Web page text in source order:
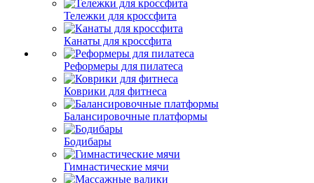
Тележки для кроссфита
Канаты для кроссфита
Реформеры для пилатеса
Коврики для фитнеса
Балансировочные платформы
Бодибары
Гимнастические мячи